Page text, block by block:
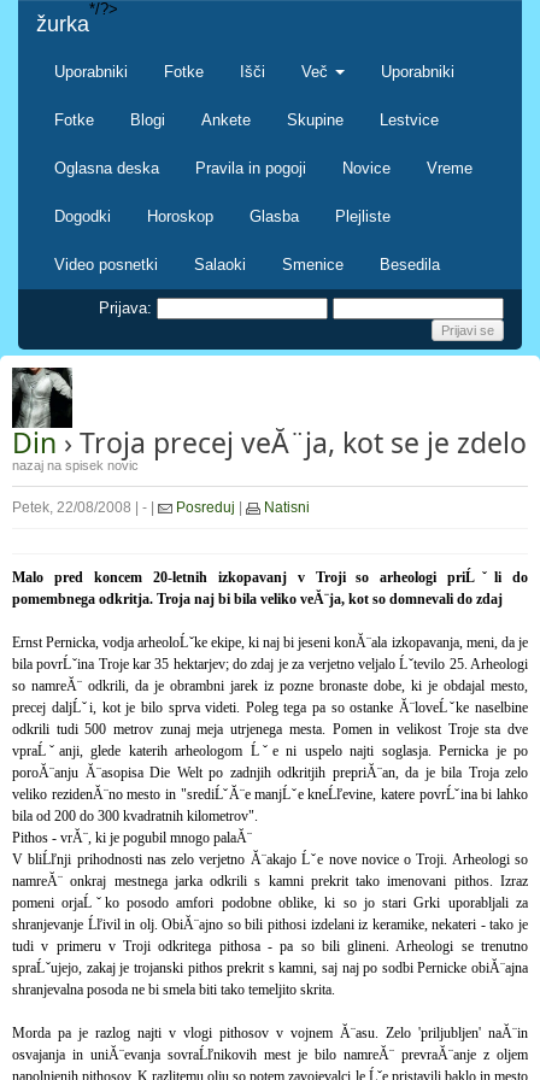
žurka
Uporabniki Fotke Išči Več Uporabniki
Fotke Blogi Ankete Skupine Lestvice
Oglasna deska Pravila in pogoji Novice Vreme
Dogodki Horoskop Glasba Plejliste
Video posnetki Salaoki Smenice Besedila
*/?>
Prijava:
Din › Troja precej veĂ¨ja, kot se je zdelo
nazaj na spisek novic
Petek, 22/08/2008 | - | Posreduj Natisni
Malo pred koncem 20-letnih izkopavanj v Troji so arheologi priĹˇli do
pomembnega odkritja. Troja naj bi bila veliko veĂ¨ja, kot so domnevali do zdaj
Ernst Pernicka, vodja arheoloĹˇke ekipe, ki naj bi jeseni konĂ¨ala izkopavanja, meni, da je
bila povrĹˇina Troje kar 35 hektarjev; do zdaj je za verjetno veljalo Ĺˇtevilo 25. Arheologi
so namreĂ¨ odkrili, da je obrambni jarek iz pozne bronaste dobe, ki je obdajal mesto,
precej daljĹˇi, kot je bilo sprva videti. Poleg tega pa so ostanke Ă¨loveĹˇke naselbine
odkrili tudi 500 metrov zunaj meja utrjenega mesta. Pomen in velikost Troje sta dve
vpraĹˇanji, glede katerih arheologom Ĺˇe ni uspelo najti soglasja. Pernicka je po
poroĂ¨anju Ă¨asopisa Die Welt po zadnjih odkritjih prepriĂ¨an, da je bila Troja zelo
veliko rezidenĂ¨no mesto in "srediĹˇĂ¨e manjĹˇe kneĹľevine, katere povrĹˇina bi lahko
bila od 200 do 300 kvadratnih kilometrov".
Pithos - vrĂ¨, ki je pogubil mnogo palaĂ¨
V bliĹľnji prihodnosti nas zelo verjetno Ă¨akajo Ĺˇe nove novice o Troji. Arheologi so
namreĂ¨ onkraj mestnega jarka odkrili s kamni prekrit tako imenovani pithos. Izraz
pomeni orjaĹˇko posodo amfori podobne oblike, ki so jo stari Grki uporabljali za
shranjevanje Ĺľivil in olj. ObiĂ¨ajno so bili pithosi izdelani iz keramike, nekateri - tako je
tudi v primeru v Troji odkritega pithosa - pa so bili glineni. Arheologi se trenutno
spraĹˇujejo, zakaj je trojanski pithos prekrit s kamni, saj naj po sodbi Pernicke obiĂ¨ajna
shranjevalna posoda ne bi smela biti tako temeljito skrita.
Morda pa je razlog najti v vlogi pithosov v vojnem Ă¨asu. Zelo 'priljubljen' naĂ¨in
osvajanja in uniĂ¨evanja sovraĹľnikovih mest je bilo namreĂ¨ prevraĂ¨anje z oljem
napolnjenih pithosov. K razlitemu olju so potem zavojevalci le Ĺˇe pristavili baklo in mesto